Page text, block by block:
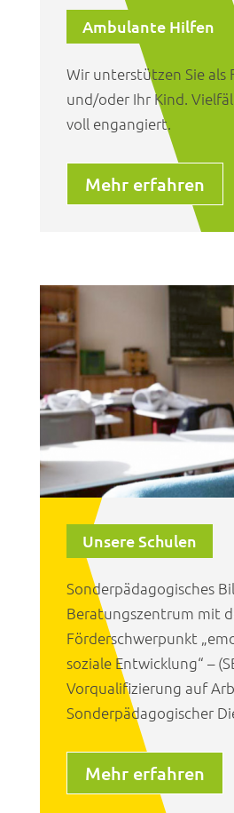
Ambulante Hilfen
Wir unterstützen Sie als
und/oder Ihr Kind.
voll engangiert.
Mehr erfahren
Unsere Schulen
Sonderpädagogisches
Beratungszentrum mit
Förderschwerpunkt
soziale Entwicklung“ –
Vorqualifizierung auf
Sonderpädagogischer
Mehr erfahren